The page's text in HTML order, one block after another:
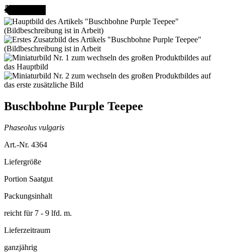
Buschbohne Purple Teepee
Phaseolus vulgaris
Art.-Nr. 4364
Liefergröße
Portion Saatgut
Packungsinhalt
reicht für 7 - 9 lfd. m.
Lieferzeitraum
ganzjährig